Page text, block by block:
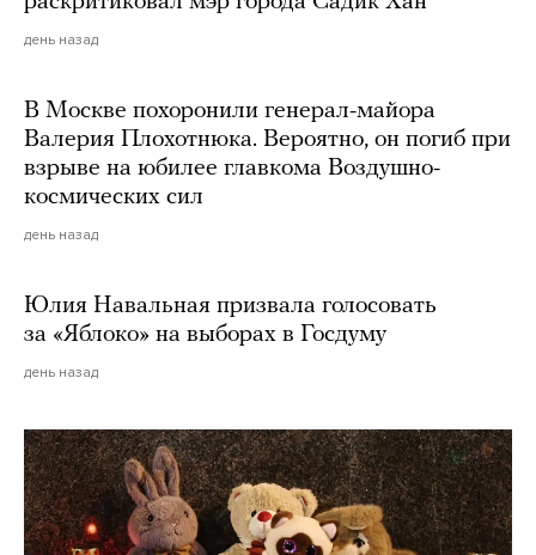
день назад
В Москве похоронили генерал-майора
Валерия Плохотнюка. Вероятно, он погиб при
взрыве на юбилее главкома Воздушно-
космических сил
день назад
Юлия Навальная призвала голосовать
за «Яблоко» на выборах в Госдуму
день назад